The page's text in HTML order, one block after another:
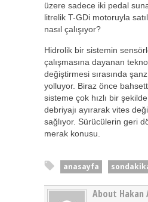
üzere sadece iki pedal
litrelik T-GDi motoruyla
nasıl çalışıyor?
Hidrolik bir sistemin
çalışmasına dayanan
değiştirmesi sırasında
yolluyor. Biraz önce
sisteme çok hızlı bir
debriyajı ayırarak vites
sağlıyor. Sürücülerin geri
merak konusu.
anasayfa
About Hakan